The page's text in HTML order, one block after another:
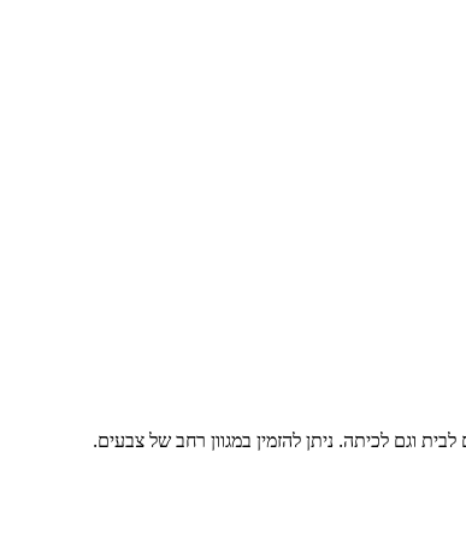
וגם לכיתה. ניתן להזמין במגוון רחב של צבעים.